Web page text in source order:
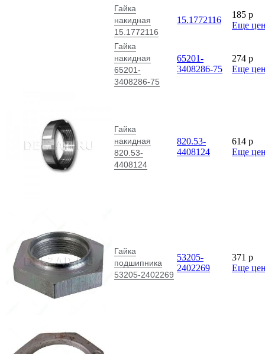
Гайка
накидная
15.1772116
15.1772116
185 p
Еще
Гайка
накидная
65201-
3408286-75
65201-
3408286-75
274 p
Еще
Гайка
накидная
820.53-
4408124
820.53-
4408124
614 p
Еще
Гайка
подшипника
53205-2402269
53205-
2402269
371 p
Еще